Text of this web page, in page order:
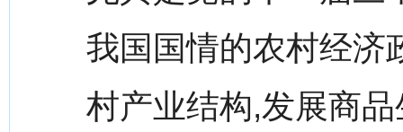
我国国情的农村经济
村产业结构,发展商